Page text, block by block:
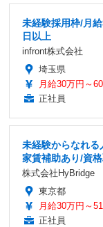
未経験採用枠/月
日以上
infront株式会社
埼玉県
月給30万円～
正社員
未経験からなれる
家賃補助あり/資
株式会社HyBridge
東京都
月給30万円～
正社員